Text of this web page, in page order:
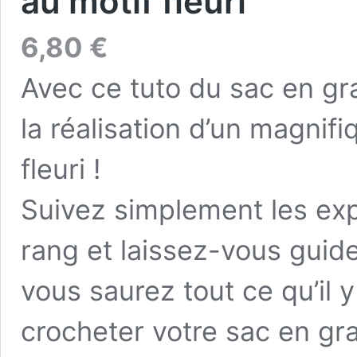
6,80 €
Avec ce tuto du sac en
la réalisation d’un
fleuri !
Suivez simplement les
rang et laissez-vous
vous saurez tout ce qu’il
crocheter votre sac en